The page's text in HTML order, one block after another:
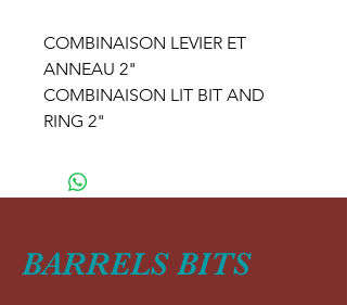
COMBINAISON LEVIER ET
ANNEAU 2"
COMBINAISON LIT BIT AND
RING 2"
BARRELS BITS